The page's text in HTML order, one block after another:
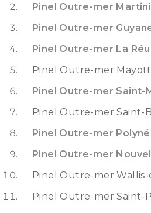
Pinel Outre-mer
Pinel Outre-mer
Pinel Outre-mer La
Pinel Outre-mer
Pinel Outre-mer Saint-
Pinel Outre-mer Saint-
Pinel Outre-mer
Pinel Outre-mer
Pinel Outre-mer
Pinel Outre-mer Saint-